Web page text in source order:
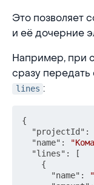
Это позволяет
и её дочерние
Например, при
сразу передать
lines :
{
"projectId" :
"name" :
"lines" :
[
{
"name" :